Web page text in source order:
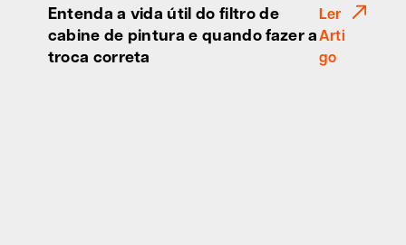
Entenda a vida útil do filtro de
cabine de pintura e quando fazer a
troca correta
Ler
Arti
go